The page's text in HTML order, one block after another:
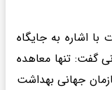
با اشاره به جایگاه
گفت: تنها معاهده
جهانی بهداشت